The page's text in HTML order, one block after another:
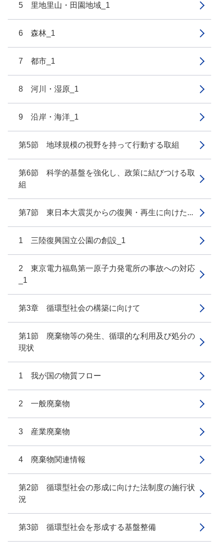
5 里地里山・田園地域_1
6 森林_1
7 都市_1
8 河川・湿原_1
9 沿岸・海洋_1
第5節 地球規模の視野を持って行動する取組
第6節 科学的基盤を強化し、政策に結びつける取
組
第7節 東日本大震災からの復興・再生に向けた...
1 三陸復興国立公園の創設_1
2 東京電力福島第一原子力発電所の事故への対応
_1
第3章 循環型社会の構築に向けて
第1節 廃棄物等の発生、循環的な利用及び処分の
現状
1 我が国の物質フロー
2 一般廃棄物
3 産業廃棄物
4 廃棄物関連情報
第2節 循環型社会の形成に向けた法制度の施行状
況
第3節 循環型社会を形成する基盤整備